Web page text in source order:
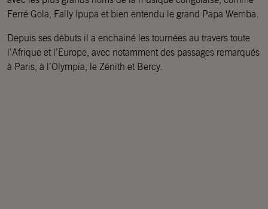
Ferré Gola, Fally Ipupa et bien entendu le grand Papa Wemba.
Depuis ses débuts il a enchainé les tournées au travers toute
l’Afrique et l’Europe, avec notamment des passages remarqués
à Paris, à l’Olympia, le Zénith et Bercy.